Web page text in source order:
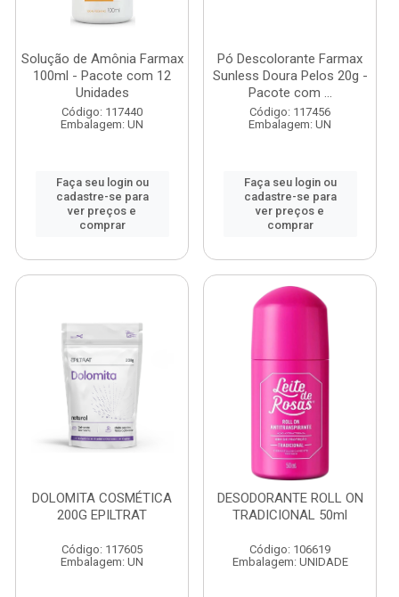
Solução de Amônia Farmax
100ml - Pacote com 12
Unidades
Código: 117440
Embalagem: UN
Faça seu login ou
cadastre-se para
ver preços e
comprar
Pó Descolorante Farmax
Sunless Doura Pelos 20g -
Pacote com ...
Código: 117456
Embalagem: UN
Faça seu login ou
cadastre-se para
ver preços e
comprar
DOLOMITA COSMÉTICA
200G EPILTRAT
Código: 117605
Embalagem: UN
DESODORANTE ROLL ON
TRADICIONAL 50ml
Código: 106619
Embalagem: UNIDADE